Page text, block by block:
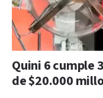
Quini 6 cumple
de $20.000